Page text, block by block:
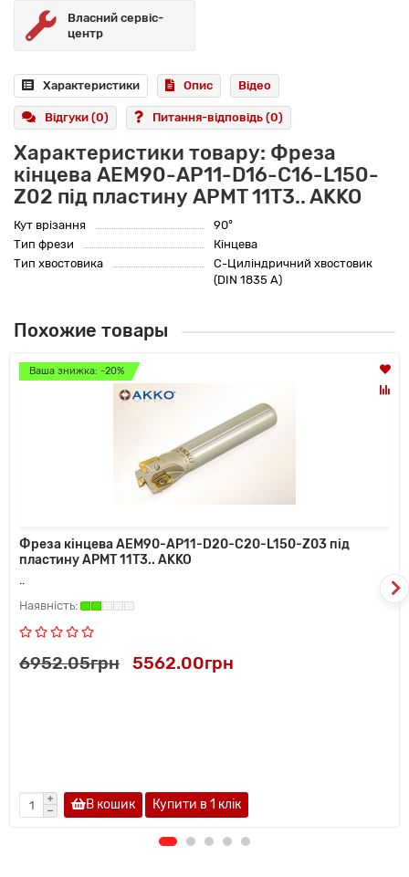
Власний сервіс-
центр
Характеристики Опис Відео
Відгуки (0) Питання-відповідь (0)
Характеристики товару: Фреза
кінцева AEM90-AP11-D16-C16-L150-
Z02 під пластину APMT 11T3.. AKKO
Кут врізання
90°
Тип фрези
Кінцева
Тип хвостовика
C-Циліндричний хвостовик
(DIN 1835 A)
Похожие товары
Ваша знижка: -20%
Фреза кінцева AEM90-AP11-D20-C20-L150-Z03 під
пластину APMT 11T3.. AKKO
..
6952.05грн 5562.00грн
В кошик Купити в 1 клiк